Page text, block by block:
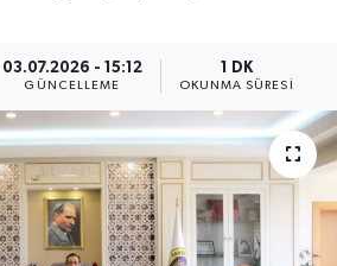
03.07.2026 - 15:12
GÜNCELLEME
1 DK
OKUNMA SÜRESI